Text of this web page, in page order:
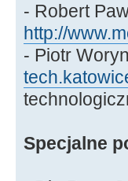
- Robert
http://
- Piotr
Specjalne